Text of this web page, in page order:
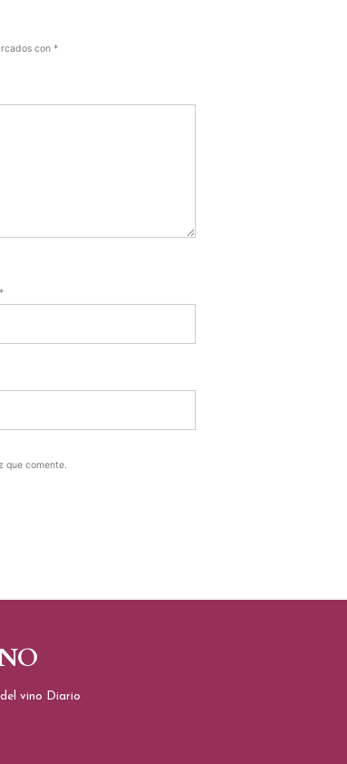
con *
*
que comente.
vino Diario